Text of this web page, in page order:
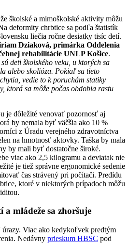
školské a mimoškolské aktivity môžu
deformity chrbtice sa podľa štatistík
liečia ročne desiatky tisíc detí.
Dziaková, primárka Oddelenia
rehabilitácie UNLP Košice.
deti školského veku, u ktorých sa
alebo skolióza. Pokiaľ sa tieto
vedie to k poruchám statiky
ktorá sa môže počas obdobia rastu
je dôležité venovať pozornosť aj
by nemala byť väčšia ako 10 %
z Úradu verejného zdravotníctva
na hmotnosť aktovky. Taška by mala
by mali byť dostatočne široké.
viac ako 2,5 kilogramu a deviatak nie
je tiež správne ergonomické sedenie
čas strávený pri počítači. Predídu
ktoré v niektorých prípadoch môžu
a mládeže sa zhoršuje
úrazy. Viac ako kedykoľvek predtým
Nedávny prieskum HBSC pod